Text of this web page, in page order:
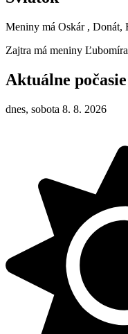
Meniny má Oskár , Donát,
Zajtra má meniny Ľubomíra
Aktuálne počasie
dnes, sobota 8. 8. 2026